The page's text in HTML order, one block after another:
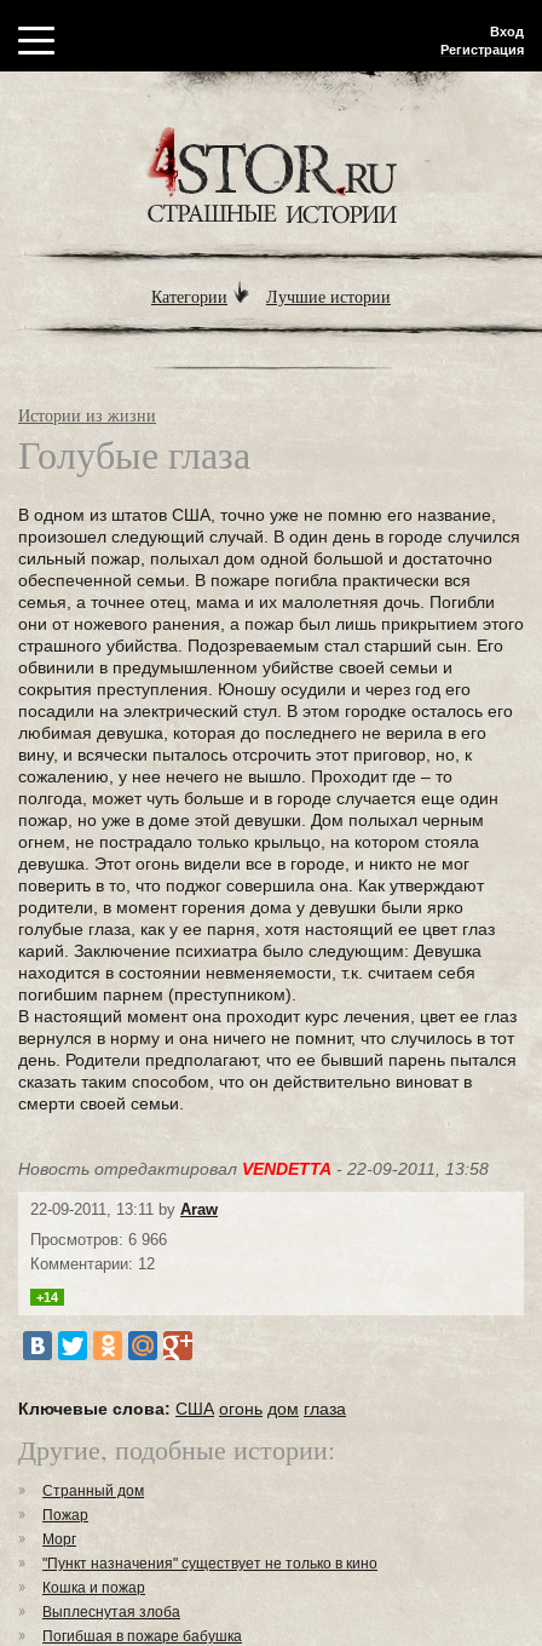
Вход
Регистрация
Категории Лучшие истории
Истории из жизни
Голубые глаза
В одном из штатов США, точно уже не помню его название,
произошел следующий случай. В один день в городе случился
сильный пожар, полыхал дом одной большой и достаточно
обеспеченной семьи. В пожаре погибла практически вся
семья, а точнее отец, мама и их малолетняя дочь. Погибли
они от ножевого ранения, а пожар был лишь прикрытием этого
страшного убийства. Подозреваемым стал старший сын. Его
обвинили в предумышленном убийстве своей семьи и
сокрытия преступления. Юношу осудили и через год его
посадили на электрический стул. В этом городке осталось его
любимая девушка, которая до последнего не верила в его
вину, и всячески пыталось отсрочить этот приговор, но, к
сожалению, у нее нечего не вышло. Проходит где – то
полгода, может чуть больше и в городе случается еще один
пожар, но уже в доме этой девушки. Дом полыхал черным
огнем, не пострадало только крыльцо, на котором стояла
девушка. Этот огонь видели все в городе, и никто не мог
поверить в то, что поджог совершила она. Как утверждают
родители, в момент горения дома у девушки были ярко
голубые глаза, как у ее парня, хотя настоящий ее цвет глаз
карий. Заключение психиатра было следующим: Девушка
находится в состоянии невменяемости, т.к. считаем себя
погибшим парнем (преступником).
В настоящий момент она проходит курс лечения, цвет ее глаз
вернулся в норму и она ничего не помнит, что случилось в тот
день. Родители предполагают, что ее бывший парень пытался
сказать таким способом, что он действительно виноват в
смерти своей семьи.
Новость отредактировал VENDETTA - 22-09-2011, 13:58
22-09-2011, 13:11 by Araw
Просмотров: 6 966
Комментарии: 12
+14
Ключевые слова: США огонь дом глаза
Другие, подобные истории:
Странный дом
Пожар
Морг
"Пункт назначения" существует не только в кино
Кошка и пожар
Выплеснутая злоба
Погибшая в пожаре бабушка